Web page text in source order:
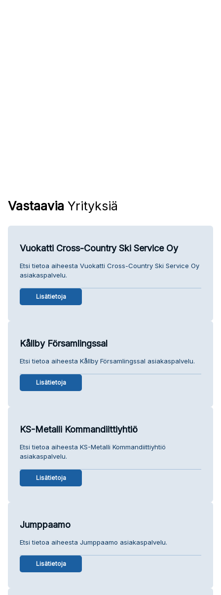
Vastaavia Yrityksiä
Vuokatti Cross-Country Ski Service Oy
Etsi tietoa aiheesta Vuokatti Cross-Country Ski Service Oy
asiakaspalvelu.
Lisätietoja
Kållby Församlingssal
Etsi tietoa aiheesta Kållby Församlingssal asiakaspalvelu.
Lisätietoja
KS-Metalli Kommandiittiyhtiö
Etsi tietoa aiheesta KS-Metalli Kommandiittiyhtiö
asiakaspalvelu.
Lisätietoja
Jumppaamo
Etsi tietoa aiheesta Jumppaamo asiakaspalvelu.
Lisätietoja